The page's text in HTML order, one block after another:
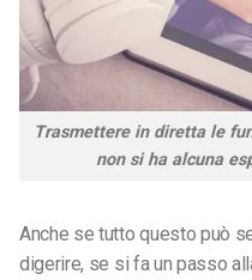
Trasmettere in diretta le
non si ha alcuna
Anche se tutto questo può
digerire, se si fa un passo